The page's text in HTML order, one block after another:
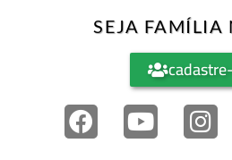
SEJA FAMÍLIA